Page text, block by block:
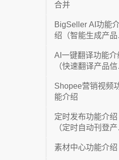
合并
BigSeller AI功能
绍（智能生成产品
AI一键翻译功能介
（快速翻译产品信
Shopee营销视频
能介绍
定时发布功能介绍
（定时自动刊登产
素材中心功能介绍